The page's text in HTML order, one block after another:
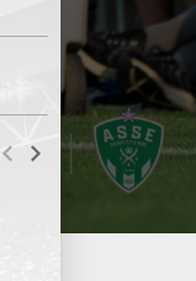
ASSE - Venise en
Samedi 01 Août
20 600 abonnés :